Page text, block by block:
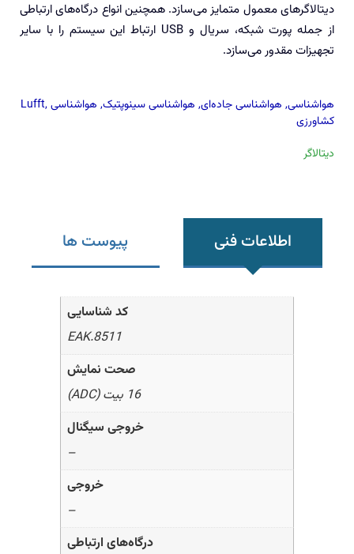
دیتالاگرهای معمول متمایز می‌سازد. همچنین انواع درگاه‌های ارتباطی
از جمله پورت شبکه، سریال و USB ارتباط این سیستم را با سایر
تجهیزات مقدور می‌سازد.
Lufft, هواشناسی, هواشناسی جاده‌ای, هواشناسی سینوپتیک, هواشناسی
کشاورزی
دیتالاگر
اطلاعات فنی پیوست ها
کد شناسایی
8511.EAK
صحت نمایش
16 بیت (ADC)
خروجی سیگنال
–
خروجی
–
درگاه‌های ارتباطی